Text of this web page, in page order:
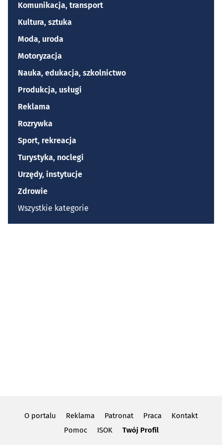
Komunikacja, transport
Kultura, sztuka
Moda, uroda
Motoryzacja
Nauka, edukacja, szkolnictwo
Produkcja, usługi
Reklama
Rozrywka
Sport, rekreacja
Turystyka, noclegi
Urzędy, instytucje
Zdrowie
Wszystkie kategorie
O portalu Reklama Patronat Praca
Kontakt
Pomoc
ISOK Twój Profil